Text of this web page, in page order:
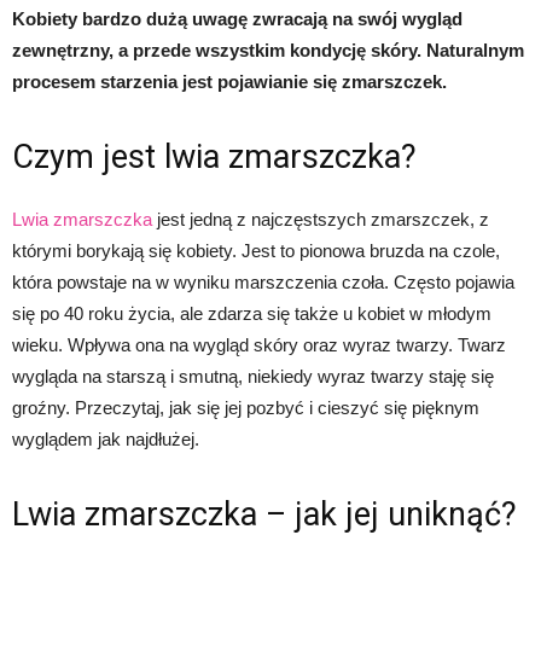
Kobiety bardzo dużą uwagę zwracają na swój wygląd
zewnętrzny, a przede wszystkim kondycję skóry. Naturalnym
procesem starzenia jest pojawianie się zmarszczek.
Czym jest lwia zmarszczka?
Lwia zmarszczka jest jedną z najczęstszych zmarszczek, z
którymi borykają się kobiety. Jest to pionowa bruzda na czole,
która powstaje na w wyniku marszczenia czoła. Często pojawia
się po 40 roku życia, ale zdarza się także u kobiet w młodym
wieku. Wpływa ona na wygląd skóry oraz wyraz twarzy. Twarz
wygląda na starszą i smutną, niekiedy wyraz twarzy staję się
groźny. Przeczytaj, jak się jej pozbyć i cieszyć się pięknym
wyglądem jak najdłużej.
Lwia zmarszczka – jak jej uniknąć?